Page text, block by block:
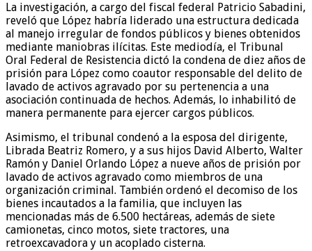
La investigación, a cargo del fiscal federal Patricio Sabadini,
reveló que López habría liderado una estructura dedicada
al manejo irregular de fondos públicos y bienes obtenidos
mediante maniobras ilícitas. Este mediodía, el Tribunal
Oral Federal de Resistencia dictó la condena de diez años de
prisión para López como coautor responsable del delito de
lavado de activos agravado por su pertenencia a una
asociación continuada de hechos. Además, lo inhabilitó de
manera permanente para ejercer cargos públicos.
Asimismo, el tribunal condenó a la esposa del dirigente,
Librada Beatriz Romero, y a sus hijos David Alberto, Walter
Ramón y Daniel Orlando López a nueve años de prisión por
lavado de activos agravado como miembros de una
organización criminal. También ordenó el decomiso de los
bienes incautados a la familia, que incluyen las
mencionadas más de 6.500 hectáreas, además de siete
camionetas, cinco motos, siete tractores, una
retroexcavadora y un acoplado cisterna.